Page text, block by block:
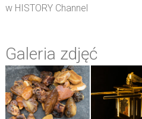
w HISTORY Channel
Galeria zdjęć